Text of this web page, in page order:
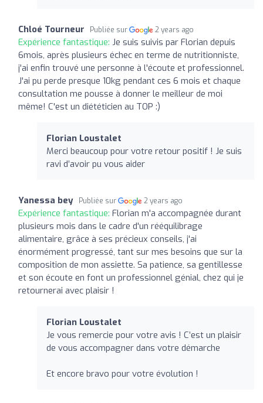
Chloé Tourneur Publiée sur 2 years ago
Expérience fantastique: Je suis suivis par Florian depuis
6mois, après plusieurs échec en terme de nutritionniste,
j'ai enfin trouvé une personne à l'écoute et professionnel.
J'ai pu perde presque 10kg pendant ces 6 mois et chaque
consultation me pousse à donner le meilleur de moi
même! C'est un diététicien au TOP :)
Florian Loustalet
Merci beaucoup pour votre retour positif ! Je suis
ravi d’avoir pu vous aider
Yanessa bey Publiée sur 2 years ago
Expérience fantastique: Florian m'a accompagnée durant
plusieurs mois dans le cadre d'un rééquilibrage
alimentaire, grâce à ses précieux conseils, j'ai
énormément progressé, tant sur mes besoins que sur la
composition de mon assiette. Sa patience, sa gentillesse
et son écoute en font un professionnel génial, chez qui je
retournerai avec plaisir !
Florian Loustalet
Je vous remercie pour votre avis ! C’est un plaisir
de vous accompagner dans votre démarche
Et encore bravo pour votre évolution !